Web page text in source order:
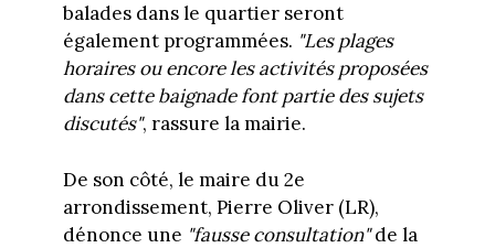
balades dans le quartier seront
également programmées. "Les plages
horaires ou encore les activités proposées
dans cette baignade font partie des sujets
discutés", rassure la mairie.
De son côté, le maire du 2e
arrondissement, Pierre Oliver (LR),
dénonce une "fausse consultation"de la